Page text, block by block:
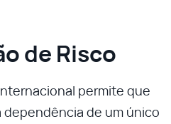
de Risco
permite que
dependência de um único